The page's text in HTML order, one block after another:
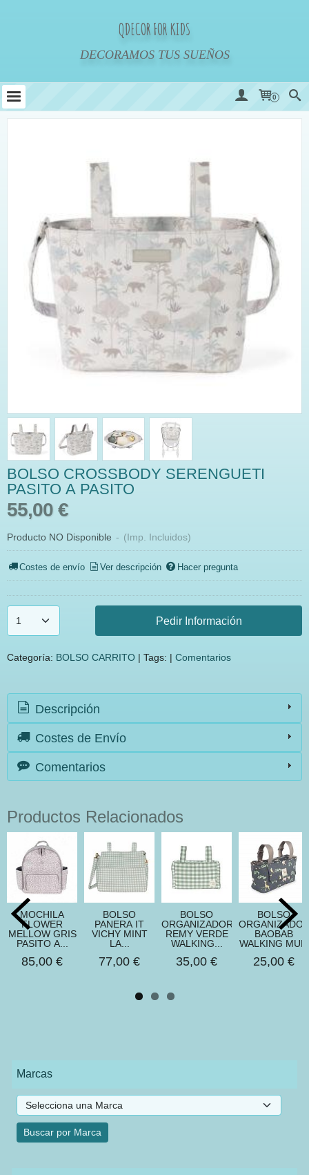
QDECOR FOR KIDS
DECORAMOS TUS SUEÑOS
0
Marcas
BOLSO CROSSBODY SERENGUETI
PASITO A PASITO
55,00 €
Producto NO Disponible - (Imp. Incluidos)
Costes de envío Ver descripción Hacer pregunta
Pedir Información
Categoría: BOLSO CARRITO | Tags: | Comentarios
Descripción
Costes de Envío
Comentarios
Productos Relacionados
MOCHILA
FLOWER
MELLOW GRIS
PASITO A...
85,00 €
BOLSO
PANERA IT
VICHY MINT
LA...
77,00 €
BOLSO
ORGANIZADOR
REMY VERDE
WALKING...
35,00 €
BOLSO
BAOBAB
WALKING MUM
25,00 €